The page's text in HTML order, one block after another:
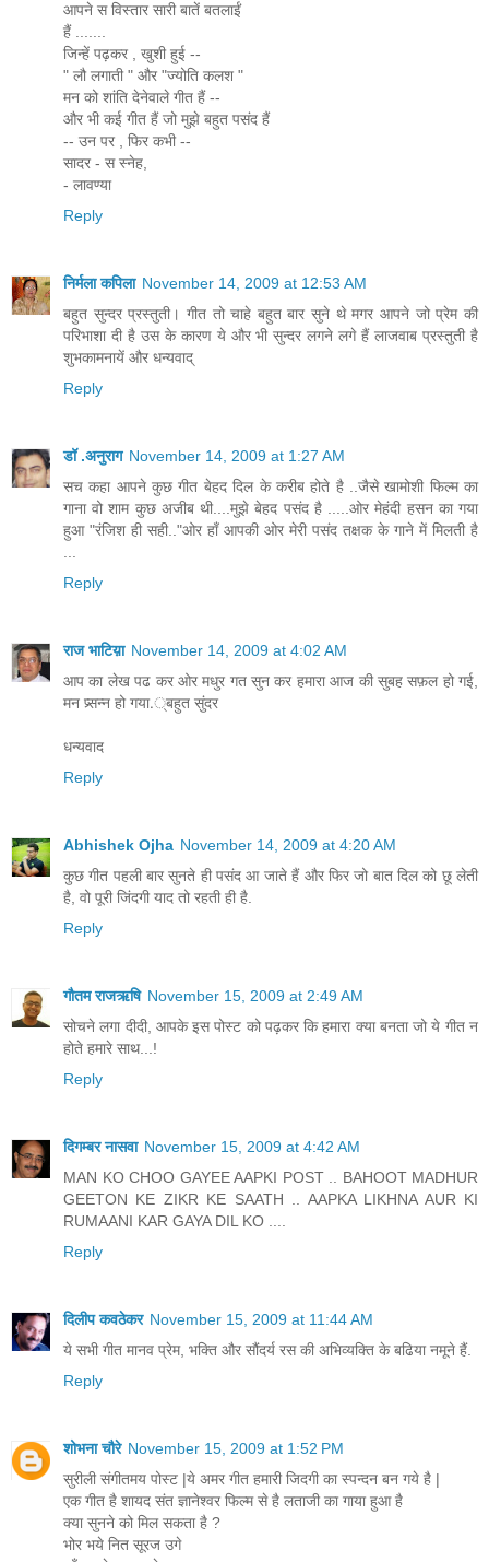
आपने स विस्तार सारी बातें बतलाईं
हैं .......
जिन्हें पढ़कर , खुशी हुई --
" लौ लगाती " और "ज्योति कलश "
मन को शांति देनेवाले गीत हैं --
और भी कई गीत हैं जो मुझे बहुत पसंद हैं
-- उन पर , फिर कभी --
सादर - स स्नेह,
- लावण्या
Reply
निर्मला कपिला November 14, 2009 at 12:53 AM
बहुत सुन्दर प्रस्तुती। गीत तो चाहे बहुत बार सुने थे मगर आपने जो प्रेम की
परिभाशा दी है उस के कारण ये और भी सुन्दर लगने लगे हैं लाजवाब प्रस्तुती है
शुभकामनायें और धन्यवाद्
Reply
डॉ .अनुराग November 14, 2009 at 1:27 AM
सच कहा आपने कुछ गीत बेहद दिल के करीब होते है ..जैसे खामोशी फिल्म का
गाना वो शाम कुछ अजीब थी....मुझे बेहद पसंद है .....ओर मेहंदी हसन का गया
हुआ "रंजिश ही सही.."ओर हाँ आपकी ओर मेरी पसंद तक्षक के गाने में मिलती है
Reply
राज भाटिय़ा November 14, 2009 at 4:02 AM
आप का लेख पढ कर ओर मधुर गत सुन कर हमारा आज की सुबह सफ़ल हो गई,
मन प्र्सन्न हो गया.्बहुत सुंदर
धन्यवाद
Reply
Abhishek Ojha November 14, 2009 at 4:20 AM
कुछ गीत पहली बार सुनते ही पसंद आ जाते हैं और फिर जो बात दिल को छू लेती
है, वो पूरी जिंदगी याद तो रहती ही है.
Reply
गौतम राजऋषि November 15, 2009 at 2:49 AM
सोचने लगा दीदी, आपके इस पोस्ट को पढ़कर कि हमारा क्या बनता जो ये गीत न
होते हमारे साथ...!
Reply
दिगम्बर नासवा November 15, 2009 at 4:42 AM
MAN KO CHOO GAYEE AAPKI POST .. BAHOOT MADHUR
GEETON KE ZIKR KE SAATH .. AAPKA LIKHNA AUR KI
RUMAANI KAR GAYA DIL KO ....
Reply
दिलीप कवठेकर November 15, 2009 at 11:44 AM
ये सभी गीत मानव प्रेम, भक्ति और सौंदर्य रस की अभिव्यक्ति के बढिया नमूने हैं.
Reply
शोभना चौरे November 15, 2009 at 1:52 PM
सुरीली संगीतमय पोस्ट |ये अमर गीत हमारी जिदगी का स्पन्दन बन गये है |
एक गीत है शायद संत ज्ञानेश्वर फिल्म से है लताजी का गाया हुआ है
क्या सुनने को मिल सकता है ?
भोर भये नित सूरज उगे